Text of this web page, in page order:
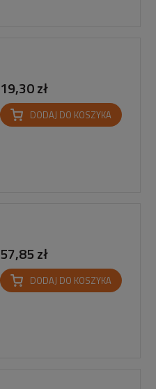
19,30 zł
DODAJ DO KOSZYKA
57,85 zł
DODAJ DO KOSZYKA